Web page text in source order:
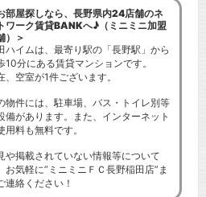
部屋探しなら、長野県内24店舗のネ
ワーク賃貸BANKへ♪（ミニミニ加盟
）＞
ハイムは、最寄り駅の「長野駅」から
10分にある賃貸マンションです。
、空室が1件ございます。
物件には、駐車場、バス・トイレ別等
備があります。また、インターネット
用料も無料です。
や掲載されていない情報等について
お気軽に”ミニミニＦＣ長野稲田店”ま
連絡ください！